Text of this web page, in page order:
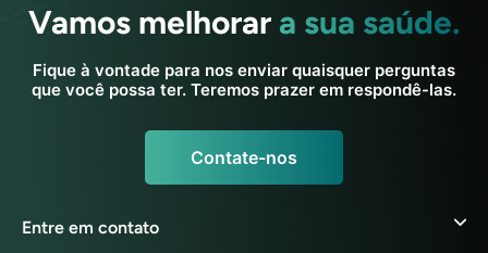
Vamos melhorar a sua saúde.
Fique à vontade para nos enviar quaisquer perguntas
que você possa ter. Teremos prazer em respondê-las.
Contate-nos
Entre em contato